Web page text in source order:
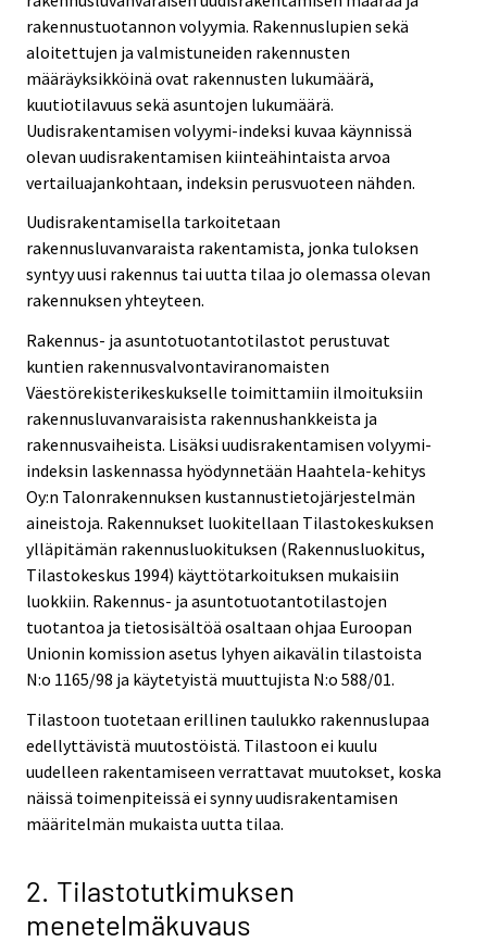
rakennustuotannon volyymia. Rakennuslupien sekä
aloitettujen ja valmistuneiden rakennusten
määräyksikköinä ovat rakennusten lukumäärä,
kuutiotilavuus sekä asuntojen lukumäärä.
Uudisrakentamisen volyymi-indeksi kuvaa käynnissä
olevan uudisrakentamisen kiinteähintaista arvoa
vertailuajankohtaan, indeksin perusvuoteen nähden.
Uudisrakentamisella tarkoitetaan
rakennusluvanvaraista rakentamista, jonka tuloksen
syntyy uusi rakennus tai uutta tilaa jo olemassa olevan
rakennuksen yhteyteen.
Rakennus- ja asuntotuotantotilastot perustuvat
kuntien rakennusvalvontaviranomaisten
Väestörekisterikeskukselle toimittamiin ilmoituksiin
rakennusluvanvaraisista rakennushankkeista ja
rakennusvaiheista. Lisäksi uudisrakentamisen volyymi-
indeksin laskennassa hyödynnetään Haahtela-kehitys
Oy:n Talonrakennuksen kustannustietojärjestelmän
aineistoja. Rakennukset luokitellaan Tilastokeskuksen
ylläpitämän rakennusluokituksen (Rakennusluokitus,
Tilastokeskus 1994) käyttötarkoituksen mukaisiin
luokkiin. Rakennus- ja asuntotuotantotilastojen
tuotantoa ja tietosisältöä osaltaan ohjaa Euroopan
Unionin komission asetus lyhyen aikavälin tilastoista
N:o 1165/98 ja käytetyistä muuttujista N:o 588/01.
Tilastoon tuotetaan erillinen taulukko rakennuslupaa
edellyttävistä muutostöistä. Tilastoon ei kuulu
uudelleen rakentamiseen verrattavat muutokset, koska
näissä toimenpiteissä ei synny uudisrakentamisen
määritelmän mukaista uutta tilaa.
2. Tilastotutkimuksen
menetelmäkuvaus